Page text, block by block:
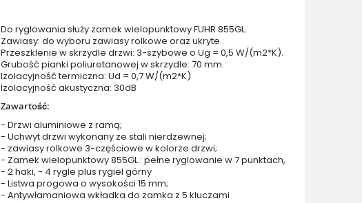
Drzwi podwójne z lewym, prawym i górnym naświetlem
Akcesoria do drzwi
Drzwi balkonowe / tarasowe
Drzwi garażowe
Szklane aluminiowe drzwi wejściowe
Okna aluminiowe
Do ryglowania służy zamek wielopunktowy FUHR 855GL.
Zawiasy: do wyboru zawiasy rolkowe oraz ukryte.
Przeszklenie w skrzydle drzwi: 3-szybowe o Ug = 0,5 W/(m2*K).
Grubość pianki poliuretanowej w skrzydle: 70 mm.
Izolacyjność termiczna: Ud = 0,7 W/(m2*K)
Izolacyjność akustyczna: 30dB
Zawartość:
- Drzwi aluminiowe z ramą;
- Uchwyt drzwi wykonany ze stali nierdzewnej;
- zawiasy rolkowe 3-częściowe w kolorze drzwi;
- Zamek wielopunktowy 855GL : pełne ryglowanie w 7 punktach,
- 2 haki, - 4 rygle plus rygiel górny
- Listwa progowa o wysokości 15 mm;
- Antywłamaniowa wkładka do zamka z 5 kluczami